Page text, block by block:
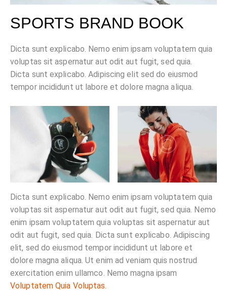
SPORTS BRAND BOOK
Dicta sunt explicabo. Nemo enim ipsam voluptatem quia
voluptas sit aspernatur aut odit aut fugit, sed quia.
Dicta sunt explicabo. Adipiscing elit sed do eiusmod
tempor incididunt ut labore et dolore magna aliqua.
Dicta sunt explicabo. Nemo enim ipsam voluptatem quia
voluptas sit aspernatur aut odit aut fugit, sed quia. Nemo
enim ipsam voluptatem quia voluptas sit aspernatur aut
odit aut fugit, sed quia. Dicta sunt explicabo. Adipiscing
elit, sed do eiusmod tempor incididunt ut labore et
dolore magna aliqua. Ut enim ad veniam quis nostrud
exercitation enim ullamco. Nemo magna ipsam
Voluptatem Quia Voluptas.